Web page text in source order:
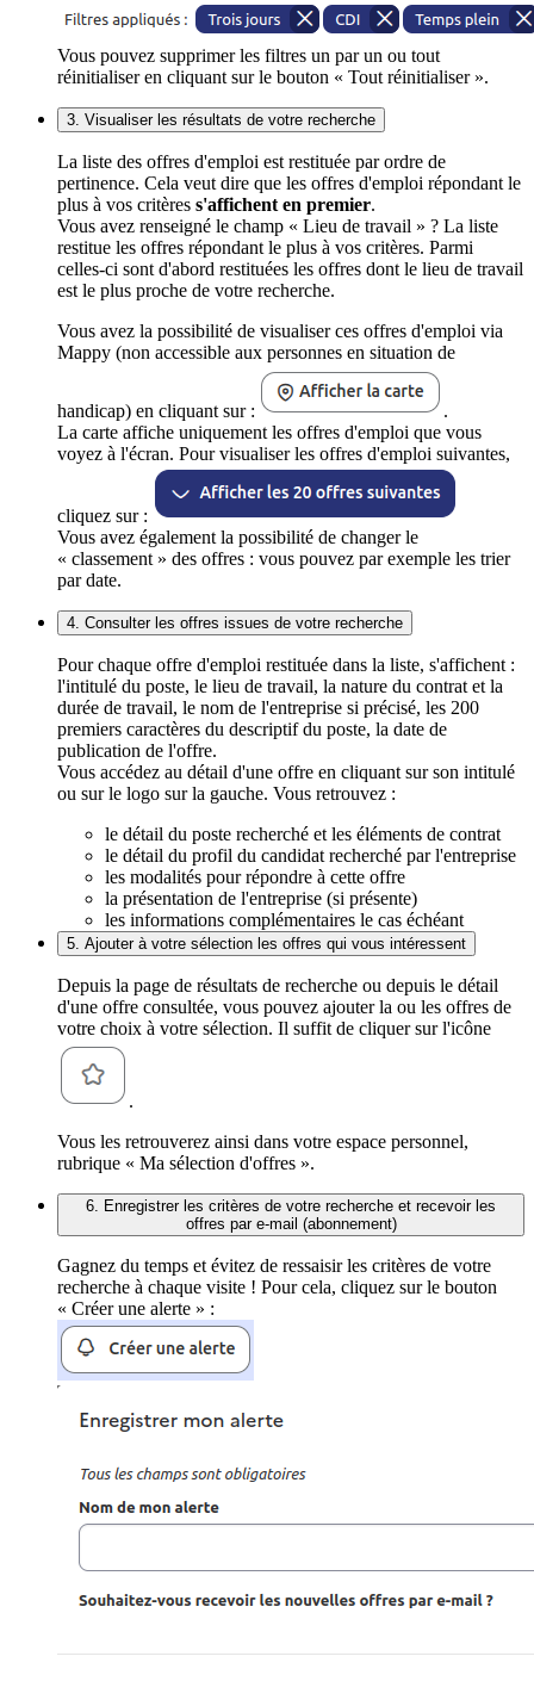
Vous pouvez supprimer les filtres un par un ou tout
réinitialiser en cliquant sur le bouton « Tout réinitialiser ».
3. Visualiser les résultats de votre recherche
La liste des offres d'emploi est restituée par ordre de
pertinence. Cela veut dire que les offres d'emploi répondant le
plus à vos critères s'affichent en premier.
Vous avez renseigné le champ « Lieu de travail » ? La liste
restitue les offres répondant le plus à vos critères. Parmi
celles-ci sont d'abord restituées les offres dont le lieu de travail
est le plus proche de votre recherche.
Vous avez la possibilité de visualiser ces offres d'emploi via
Mappy (non accessible aux personnes en situation de
handicap) en cliquant sur :
.
La carte affiche uniquement les offres d'emploi que vous
voyez à l'écran. Pour visualiser les offres d'emploi suivantes,
cliquez sur :
Vous avez également la possibilité de changer le
« classement » des offres : vous pouvez par exemple les trier
par date.
4. Consulter les offres issues de votre recherche
Pour chaque offre d'emploi restituée dans la liste, s'affichent :
l'intitulé du poste, le lieu de travail, la nature du contrat et la
durée de travail, le nom de l'entreprise si précisé, les 200
premiers caractères du descriptif du poste, la date de
publication de l'offre.
Vous accédez au détail d'une offre en cliquant sur son intitulé
ou sur le logo sur la gauche. Vous retrouvez :
le détail du poste recherché et les éléments de contrat
le détail du profil du candidat recherché par l'entreprise
les modalités pour répondre à cette offre
la présentation de l'entreprise (si présente)
les informations complémentaires le cas échéant
5. Ajouter à votre sélection les offres qui vous intéressent
Depuis la page de résultats de recherche ou depuis le détail
d'une offre consultée, vous pouvez ajouter la ou les offres de
votre choix à votre sélection. Il suffit de cliquer sur l'icône
.
Vous les retrouverez ainsi dans votre espace personnel,
rubrique « Ma sélection d'offres ».
6. Enregistrer les critères de votre recherche et recevoir les
offres par e-mail (abonnement)
Gagnez du temps et évitez de ressaisir les critères de votre
recherche à chaque visite ! Pour cela, cliquez sur le bouton
« Créer une alerte » :